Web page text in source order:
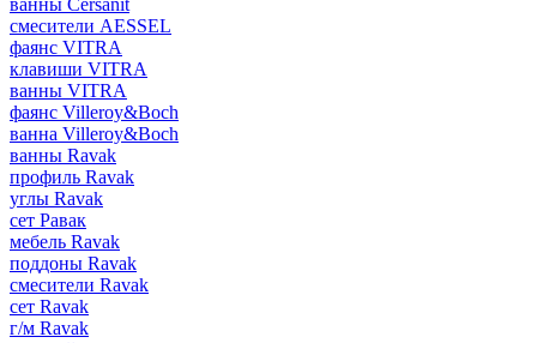
ванны Cersanit
смесители AESSEL
фаянс VITRA
клавиши VITRA
ванны VITRA
фаянс Villeroy&Boch
ванна Villeroy&Boch
ванны Ravak
профиль Ravak
углы Ravak
сет Равак
мебель Ravak
поддоны Ravak
смесители Ravak
сет Ravak
г/м Ravak